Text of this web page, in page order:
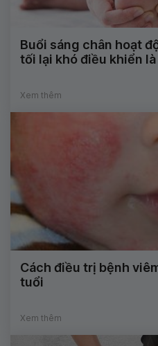
Buổi sáng chân hoạt
tối lại khó điều khiển
Xem thêm
Cách điều trị bệnh
tuổi
Xem thêm